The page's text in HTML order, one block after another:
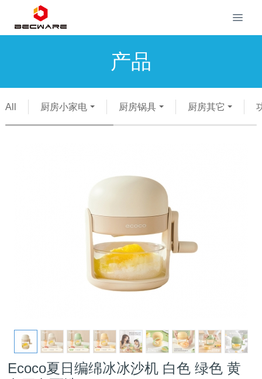
产品
All 厨房小家电 厨房锅具 厨房其它
Ecoco夏日编绵冰冰沙机 白色 绿色 黄